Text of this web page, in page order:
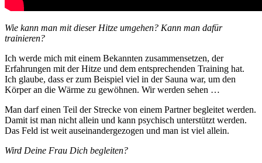
Wie kann man mit dieser Hitze umgehen? Kann man dafür
trainieren?
Ich werde mich mit einem Bekannten zusammensetzen, der
Erfahrungen mit der Hitze und dem entsprechenden Training hat.
Ich glaube, dass er zum Beispiel viel in der Sauna war, um den
Körper an die Wärme zu gewöhnen. Wir werden sehen …
Man darf einen Teil der Strecke von einem Partner begleitet werden.
Damit ist man nicht allein und kann psychisch unterstützt werden.
Das Feld ist weit auseinandergezogen und man ist viel allein.
Wird Deine Frau Dich begleiten?